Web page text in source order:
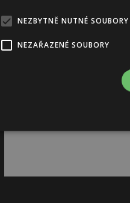
NEZBYTNĚ NUTNÉ SOUBORY
NEZAŘAZENÉ SOUBORY